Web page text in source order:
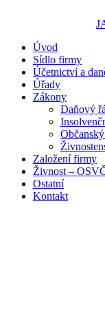
Portál pro podnikatele
Úvod
Sídlo firmy
Účetnictví a
Úřady
Zákony
Daňový
Založení firmy
Živnost –
Ostatní
Kontakt